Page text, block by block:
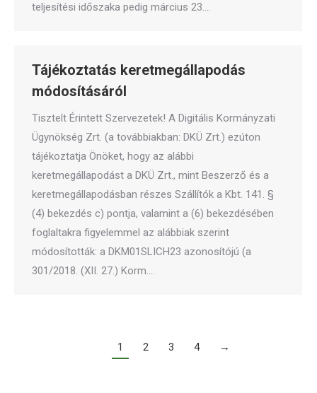
teljesítési időszaka pedig március 23.…
Tájékoztatás keretmegállapodás
módosításáról
Tisztelt Érintett Szervezetek! A Digitális Kormányzati
Ügynökség Zrt. (a továbbiakban: DKÜ Zrt.) ezúton
tájékoztatja Önöket, hogy az alábbi
keretmegállapodást a DKÜ Zrt., mint Beszerző és a
keretmegállapodásban részes Szállítók a Kbt. 141. §
(4) bekezdés c) pontja, valamint a (6) bekezdésében
foglaltakra figyelemmel az alábbiak szerint
módosították: a DKM01SLICH23 azonosítójú (a
301/2018. (XII. 27.) Korm.…
1 2 3 4 →